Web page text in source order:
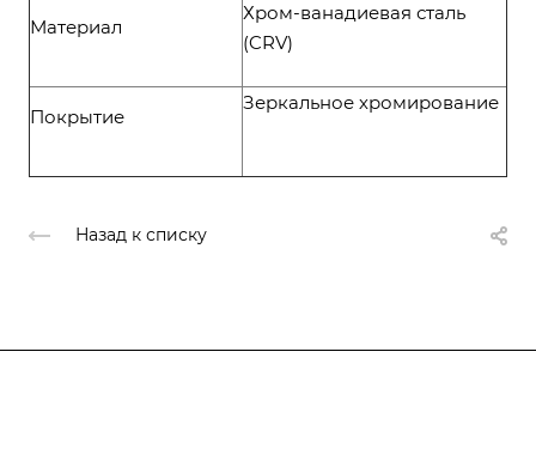
Материал
Хром-ванадиевая сталь
(CRV)
Покрытие
Зеркальное хромирование
Назад к списку